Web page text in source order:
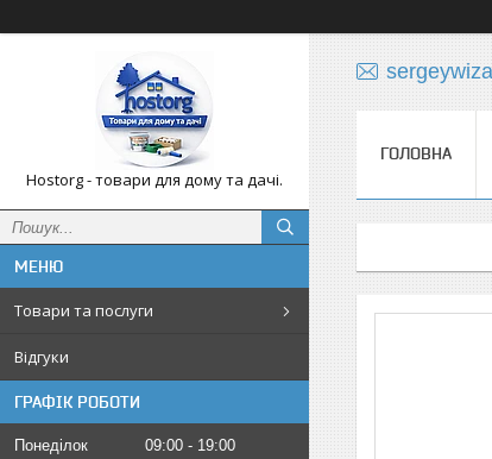
Hostorg - товари для дому та дачі.
Товари та послуги
Відгуки
ГРАФІК РОБОТИ
Понеділок 09:00
19:00
ГОЛОВНА